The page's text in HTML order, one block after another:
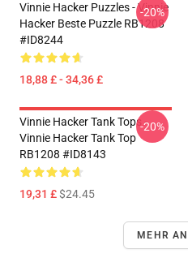
Vinnie Hacker Puzzles - Vinnie
Hacker Beste Puzzle RB1208
#ID8244
18,88 £ - 34,36 £
-20%
Vinnie Hacker Tank Tops -
Vinnie Hacker Tank Top
RB1208 #ID8143
19,31 £$24.45
-20%
MEHR